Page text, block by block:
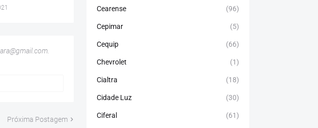
Próxima Postagem
Cearense (96)
Cepimar (5)
Cequip (66)
Chevrolet (1)
Cialtra (18)
Cidade Luz (30)
Ciferal (61)